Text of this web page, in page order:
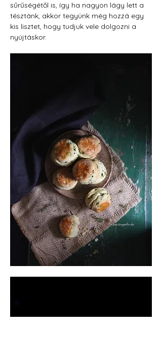
sűrűségétől is, így ha nagyon lágy lett a
tésztánk, akkor tegyünk még hozzá egy
kis lisztet, hogy tudjuk vele dolgozni a
nyújtáskor.